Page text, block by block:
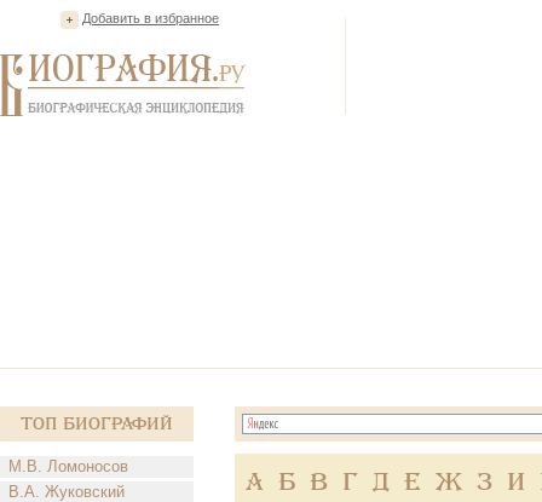
Добавить в избранное
Топ Биографий
М.В. Ломоносов
В.А. Жуковский
А Б В Г Д Е Ж З И